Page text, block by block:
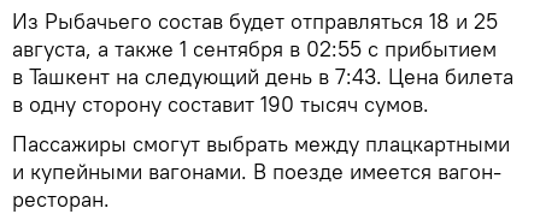
Из Рыбачьего состав будет отправляться 18 и 25
августа, а также 1 сентября в 02:55 с прибытием
в Ташкент на следующий день в 7:43. Цена билета
в одну сторону составит 190 тысяч сумов.
Пассажиры смогут выбрать между плацкартными
и купейными вагонами. В поезде имеется вагон-
ресторан.